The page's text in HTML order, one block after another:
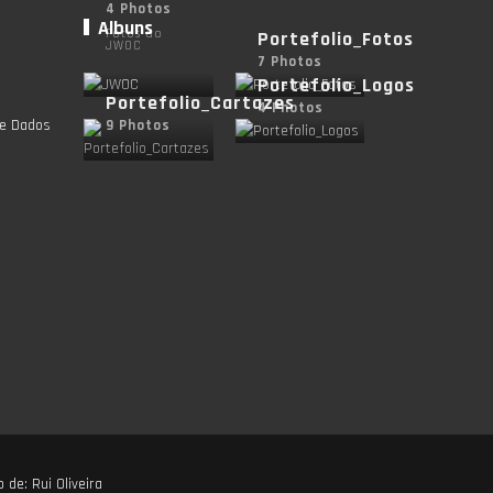
Dados
Albuns
4 Photos
Fotos do
JWOC Portefolio_Fotos
7 Photos
Portefolio_Cartazes
9 Photos
Portefolio_Logos
4 Photos
de: Rui Oliveira